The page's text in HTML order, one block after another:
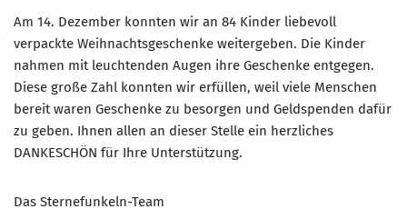
Am 14. Dezember konnten wir an 84 Kinder liebevoll
verpackte Weihnachtsgeschenke weitergeben. Die Kinder
nahmen mit leuchtenden Augen ihre Geschenke entgegen.
Diese große Zahl konnten wir erfüllen, weil viele Menschen
bereit waren Geschenke zu besorgen und Geldspenden dafür
zu geben. Ihnen allen an dieser Stelle ein herzliches
DANKESCHÖN für Ihre Unterstützung.
Das Sternefunkeln-Team